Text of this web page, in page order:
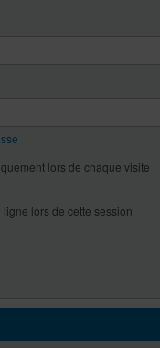
lors de chaque visite
lors de cette session